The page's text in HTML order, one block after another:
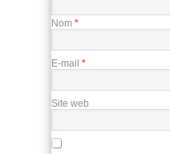
Nom *
E-mail *
Site web